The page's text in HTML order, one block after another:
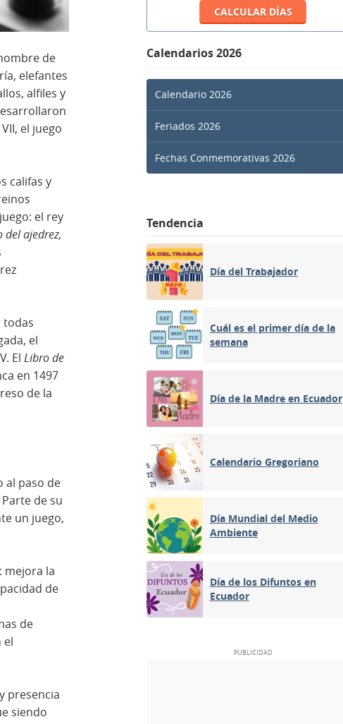
de
elefantes
alfiles y
el juego
califas y
el rey
del ajedrez,
todas
el
El Libro de
en 1497
de la
al paso de
de su
un juego,
mejora la
de
de
el
presencia
siendo
Calendarios 2026
Calendario 2026
Feriados 2026
Fechas Conmemorativas 2026
Tendencia
Día del Trabajador
Cuál es el primer día de la
semana
Día de la Madre en Ecuador
Calendario Gregoriano
Día Mundial del Medio
Ambiente
Día de los Difuntos en
Ecuador